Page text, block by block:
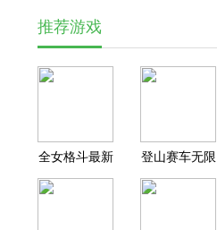
推荐游戏
全女格斗最新
版
登山赛车无限
金币钻石下载